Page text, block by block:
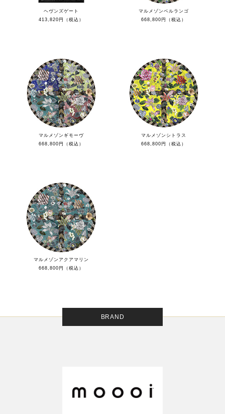
ヘヴンズゲート
413,820円（税込）
マルメゾンベルランゴ
668,800円（税込）
マルメゾンギモーヴ
668,800円（税込）
マルメゾンシトラス
668,800円（税込）
マルメゾンアクアマリン
668,800円（税込）
BRAND